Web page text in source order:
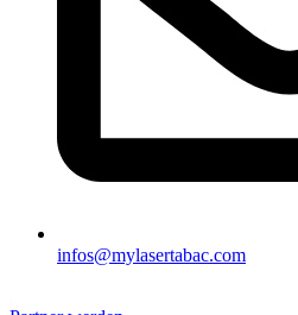
infos@mylasertabac.com